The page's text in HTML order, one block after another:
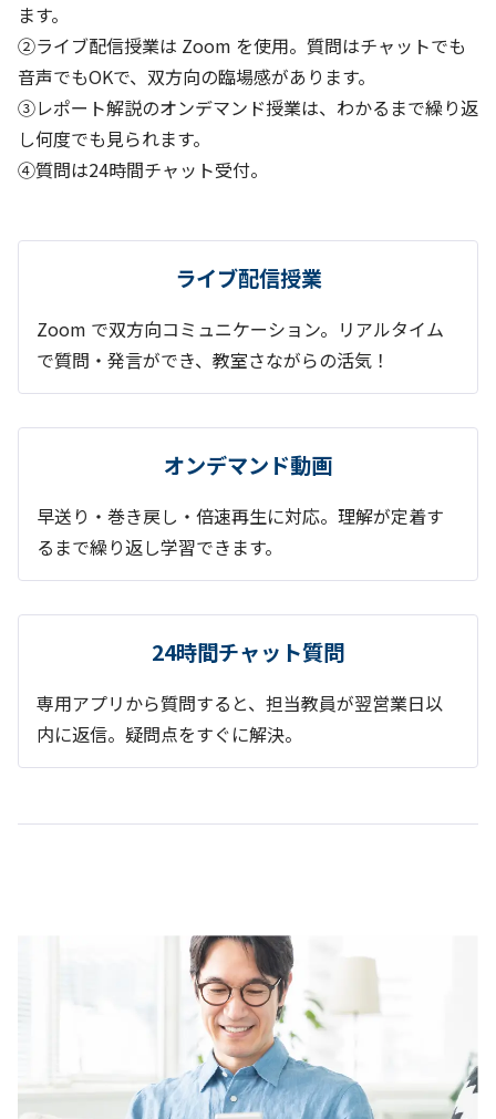
ます。
②ライブ配信授業は Zoom を使用。質問はチャットでも
音声でもOKで、双方向の臨場感があります。
③レポート解説のオンデマンド授業は、わかるまで繰り返
し何度でも見られます。
④質問は24時間チャット受付。
ライブ配信授業
Zoom で双方向コミュニケーション。リアルタイム
で質問・発言ができ、教室さながらの活気！
オンデマンド動画
早送り・巻き戻し・倍速再生に対応。理解が定着す
るまで繰り返し学習できます。
24時間チャット質問
専用アプリから質問すると、担当教員が翌営業日以
内に返信。疑問点をすぐに解決。